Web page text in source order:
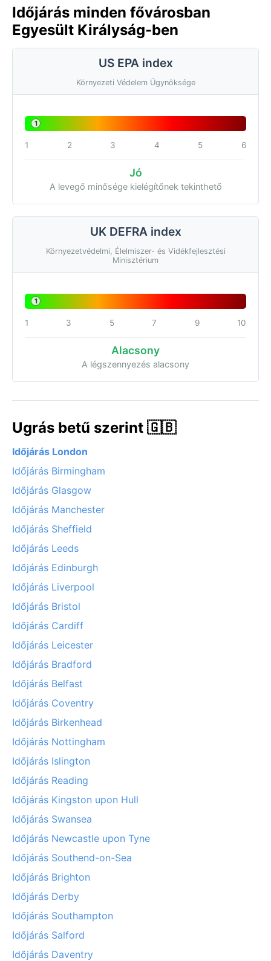
Időjárás minden fővárosban
Egyesült Királyság-ben
US EPA index
Környezeti Védelem Ügynöksége
1
1 2 3 4 5 6
Jó
A levegő minősége kielégítőnek tekinthető
UK DEFRA index
Környezetvédelmi, Élelmiszer- és Vidékfejlesztési
Minisztérium
1
1 3 5 7 9 10
Alacsony
A légszennyezés alacsony
Ugrás betű szerint 🇬🇧
Időjárás London
Időjárás Birmingham
Időjárás Glasgow
Időjárás Manchester
Időjárás Sheffield
Időjárás Leeds
Időjárás Edinburgh
Időjárás Liverpool
Időjárás Bristol
Időjárás Cardiff
Időjárás Leicester
Időjárás Bradford
Időjárás Belfast
Időjárás Coventry
Időjárás Birkenhead
Időjárás Nottingham
Időjárás Islington
Időjárás Reading
Időjárás Kingston upon Hull
Időjárás Swansea
Időjárás Newcastle upon Tyne
Időjárás Southend-on-Sea
Időjárás Brighton
Időjárás Derby
Időjárás Southampton
Időjárás Salford
Időjárás Daventry